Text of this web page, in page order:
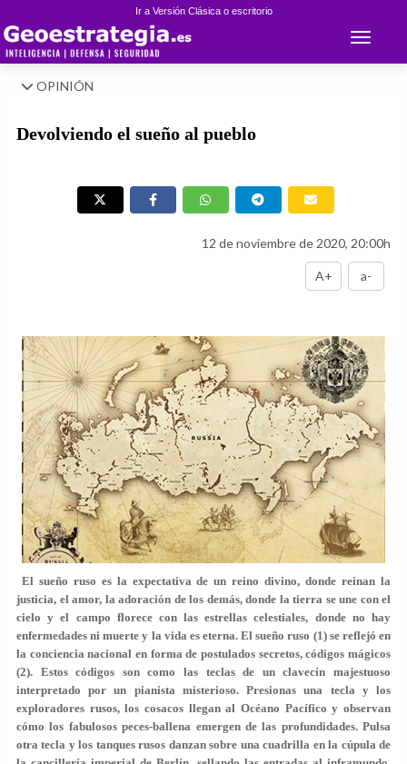
Ir a Versión Clásica o escritorio
Toggle
OPINIÓN
Devolviendo el sueño al pueblo
12 de noviembre de 2020, 20:00h
A+ a-
El sueño ruso es la expectativa de un reino divino, donde reinan la
justicia, el amor, la adoración de los demás, donde la tierra se une con el
cielo y el campo florece con las estrellas celestiales, donde no hay
enfermedades ni muerte y la vida es eterna. El sueño ruso (1) se reflejó en
la conciencia nacional en forma de postulados secretos, códigos mágicos
(2). Estos códigos son como las teclas de un clavecín majestuoso
interpretado por un pianista misterioso. Presionas una tecla y los
exploradores rusos, los cosacos llegan al Océano Pacífico y observan
cómo los fabulosos peces-ballena emergen de las profundidades. Pulsa
otra tecla y los tanques rusos danzan sobre una cuadrilla en la cúpula de